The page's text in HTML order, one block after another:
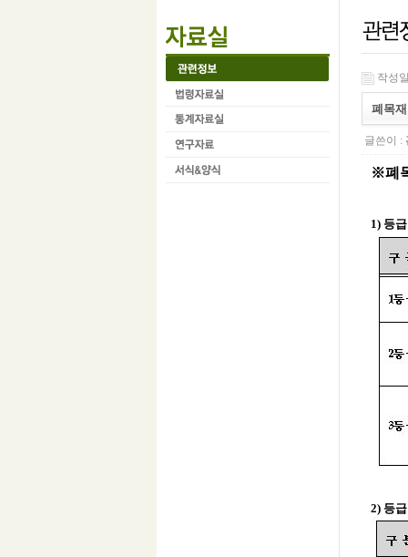
작성
폐목
글쓴이 :
※폐
1) 등
2) 등